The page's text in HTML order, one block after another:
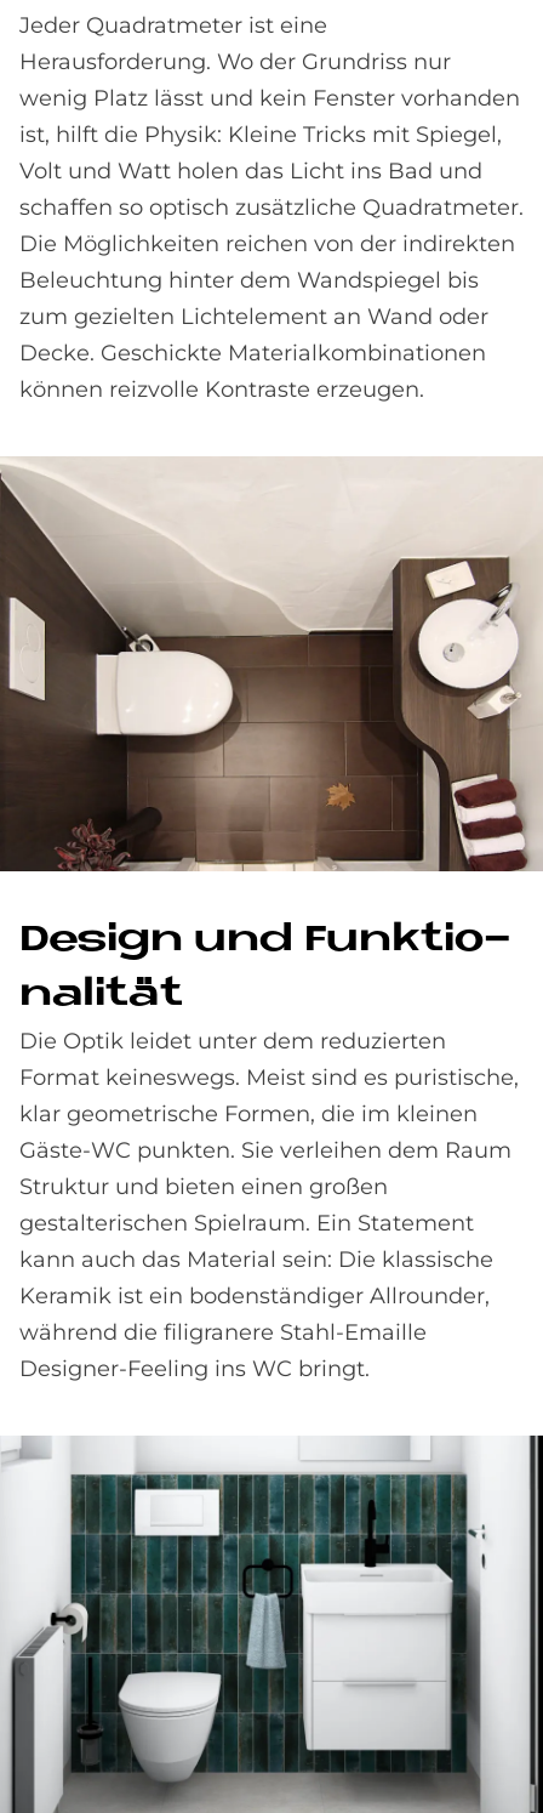
Jeder Quadratmeter ist eine
Herausforderung. Wo der Grundriss nur
wenig Platz lässt und kein Fenster vorhanden
ist, hilft die Physik: Kleine Tricks mit Spiegel,
Volt und Watt holen das Licht ins Bad und
schaffen so optisch zusätzliche Quadrat­meter.
Die Möglichkeiten reichen von der indirekten
Beleuchtung hinter dem Wand­spiegel bis
zum gezielten Licht­element an Wand oder
Decke. Geschickte Material­kombinationen
können reizvolle Kontraste erzeugen.
De­sign und Funk­tio­
na­li­tät
Die Optik leidet unter dem reduzierten
Format keineswegs. Meist sind es puristische,
klar geometrische Formen, die im kleinen
Gäste-WC punkten. Sie verleihen dem Raum
Struktur und bieten einen großen
gestalterischen Spielraum. Ein Statement
kann auch das Material sein: Die klassische
Keramik ist ein bodenständiger Allrounder,
während die filigranere Stahl-Emaille
Designer-Feeling ins WC bringt.